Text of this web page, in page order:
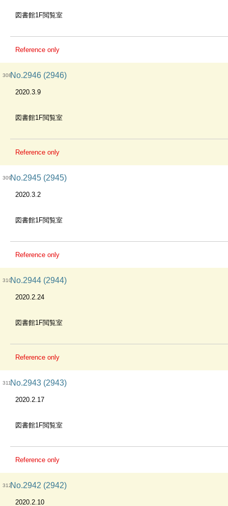
図書館1F閲覧室
Reference only
308No.2946 (2946)
2020.3.9
図書館1F閲覧室
Reference only
309No.2945 (2945)
2020.3.2
図書館1F閲覧室
Reference only
310No.2944 (2944)
2020.2.24
図書館1F閲覧室
Reference only
311No.2943 (2943)
2020.2.17
図書館1F閲覧室
Reference only
312No.2942 (2942)
2020.2.10